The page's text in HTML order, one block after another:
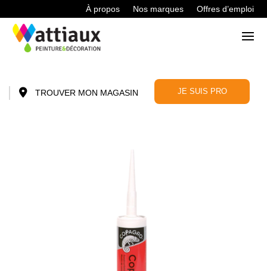
À propos Nos marques Offres d’emploi
TROUVER MON MAGASIN JE SUIS PRO